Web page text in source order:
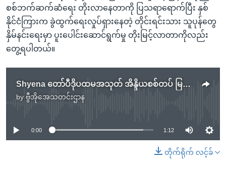
စစ်ဘက်ဆက်ဆံရေး တိုးလာနေတာကို ပြသရာရောက်ပြီး နှစ်
နိုင်ငံကြားက ခွဲထွက်ရေးလှုပ်ရှားနေတဲ့ တိုင်းရင်းသား သူပုန်တွေ
နှိမ်နင်းရေးမှာ ပူးပေါင်းဆောင်ရွက်မှု တိုးမြင့်လာတာကိုလည်း
တွေ့ရပါတယ်။
Shyena တော်ပီဒိုပထမအသုတ် အိန္ဒိယစစ်တပ် မြန်မာရေတပ်ကိုလွှဲပေး
by ဗွီအိုအေသတင်းဌာန
No media source currently available
0:00 1:12
တိုက်ရိုက် လင့်ခ်